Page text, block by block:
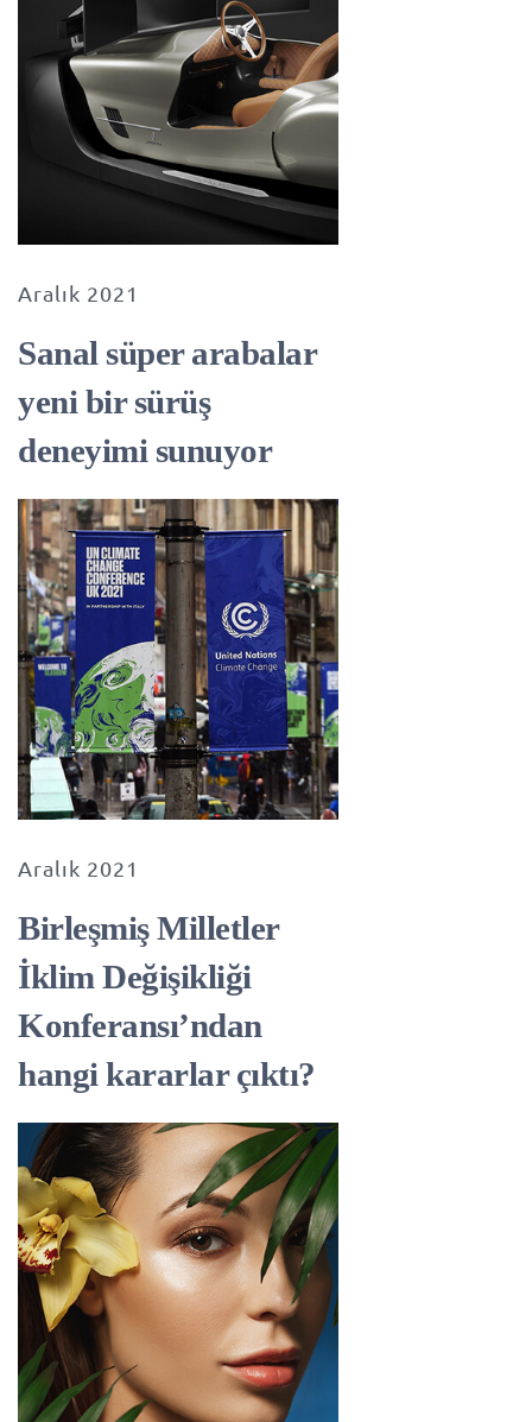
Aralık 2021
Sanal süper arabalar
yeni bir sürüş
deneyimi sunuyor
Aralık 2021
Birleşmiş Milletler
İklim Değişikliği
Konferansı’ndan
hangi kararlar çıktı?